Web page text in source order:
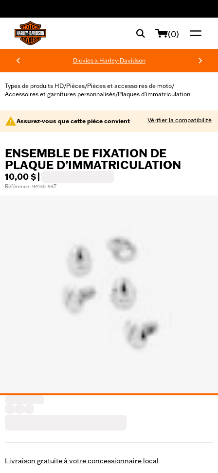
(0)
Dickies x Harley-Davidson
Types de produits HD/Pièces/Pièces et accessoires de moto/
Accessoires et garnitures personnalisés/Plaques d’immatriculation
Assurez-vous que cette pièce convient Vérifier la compatibilité
ENSEMBLE DE FIXATION DE
PLAQUE D’IMMATRICULATION
10,00 $
Référence : 94135-93T
Livraison gratuite à votre concessionnaire local